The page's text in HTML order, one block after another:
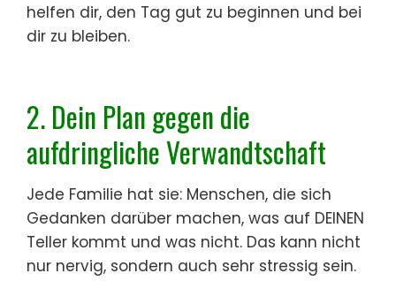
helfen dir, den Tag gut zu beginnen und bei
dir zu bleiben.
2.Dein Plan gegendie
aufdringlicheVerwandtschaft
Jede Familie hat sie: Menschen, die sich
Gedanken darüber machen, was auf DEINEN
Teller kommt und was nicht. Das kann nicht
nur nervig, sondern auch sehr stressig sein.